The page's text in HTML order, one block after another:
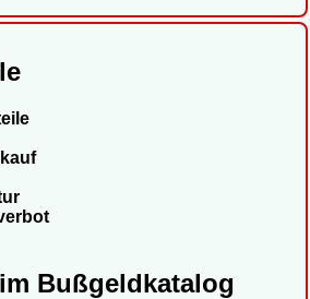
Bußgeldkatalog